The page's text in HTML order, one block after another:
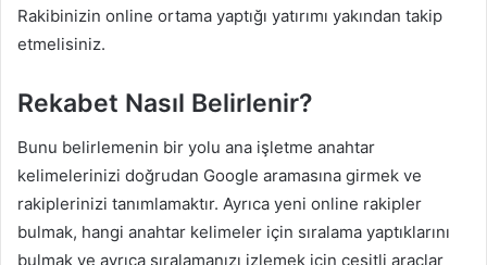
Rakibinizin online ortama yaptığı yatırımı yakından takip
etmelisiniz.
Rekabet Nasıl Belirlenir?
Bunu belirlemenin bir yolu ana işletme anahtar
kelimelerinizi doğrudan Google aramasına girmek ve
rakiplerinizi tanımlamaktır. Ayrıca yeni online rakipler
bulmak, hangi anahtar kelimeler için sıralama yaptıklarını
bulmak ve ayrıca sıralamanızı izlemek için çeşitli araçlar